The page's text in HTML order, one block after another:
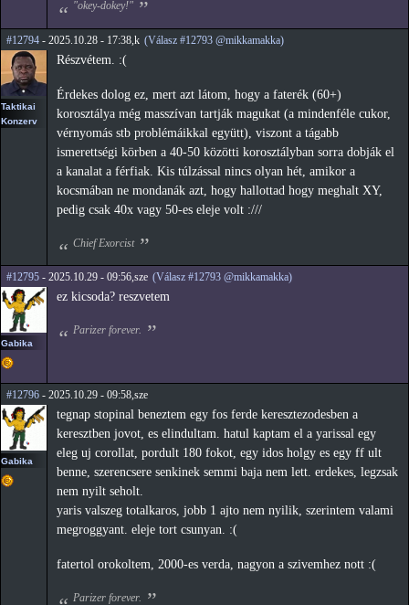
"okey-dokey!"
#12794 - 2025.10.28 - 17:38,k (Válasz #12793 @mikkamakka)
Taktikai
Konzerv
Részvétem. :(
Érdekes dolog ez, mert azt látom, hogy a faterék (60+)
korosztálya még masszívan tartják magukat (a mindenféle cukor,
vérnyomás stb problémáikkal együtt), viszont a tágabb
ismerettségi körben a 40-50 közötti korosztályban sorra dobják el
a kanalat a férfiak. Kis túlzással nincs olyan hét, amikor a
kocsmában ne mondanák azt, hogy hallottad hogy meghalt XY,
pedig csak 40x vagy 50-es eleje volt :///
Chief Exorcist
#12795 - 2025.10.29 - 09:56,sze (Válasz #12793 @mikkamakka)
Gabika
ez kicsoda? reszvetem
Parizer forever.
#12796 - 2025.10.29 - 09:58,sze
Gabika
tegnap stopinal beneztem egy fos ferde keresztezodesben a
keresztben jovot, es elindultam. hatul kaptam el a yarissal egy
eleg uj corollat, pordult 180 fokot, egy idos holgy es egy ff ult
benne, szerencsere senkinek semmi baja nem lett. erdekes, legzsak
nem nyilt seholt.
yaris valszeg totalkaros, jobb 1 ajto nem nyilik, szerintem valami
megroggyant. eleje tort csunyan. :(
fatertol orokoltem, 2000-es verda, nagyon a szivemhez nott :(
Parizer forever.